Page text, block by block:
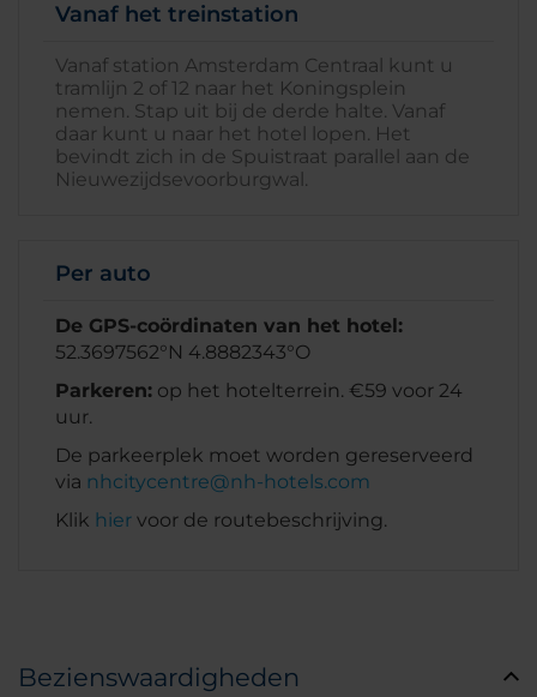
Vanaf het treinstation
Vanaf station Amsterdam Centraal kunt u
tramlijn 2 of 12 naar het Koningsplein
nemen. Stap uit bij de derde halte. Vanaf
daar kunt u naar het hotel lopen. Het
bevindt zich in de Spuistraat parallel aan de
Nieuwezijdsevoorburgwal.
Per auto
De GPS-coördinaten van het hotel:
52.3697562°N 4.8882343°O
Parkeren: op het hotelterrein. €59 voor 24
uur.
De parkeerplek moet worden gereserveerd
via nhcitycentre@nh-hotels.com
Klik hier voor de routebeschrijving.
Bezienswaardigheden